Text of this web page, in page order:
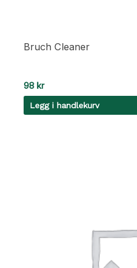
Bruch Cleaner
98 kr
Legg i handlekurv